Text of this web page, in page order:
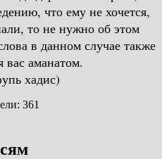
что ему не хочется,
то не нужно об этом
в данном случае также
вас аманатом.
хадис)
361